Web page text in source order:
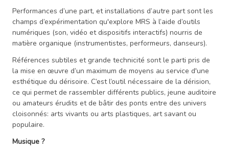
Performances d’une part, et installations d’autre part sont les
champs d’expérimentation qu'explore MRS à l’aide d’outils
numériques (son, vidéo et dispositifs interactifs) nourris de
matière organique (instrumentistes, performeurs, danseurs).
Références subtiles et grande technicité sont le parti pris de
la mise en œuvre d’un maximum de moyens au service d'une
esthétique du dérisoire. C’est l’outil nécessaire de la dérision,
ce qui permet de rassembler différents publics, jeune auditoire
ou amateurs érudits et de bâtir des ponts entre des univers
cloisonnés: arts vivants ou arts plastiques, art savant ou
populaire.
Musique ?